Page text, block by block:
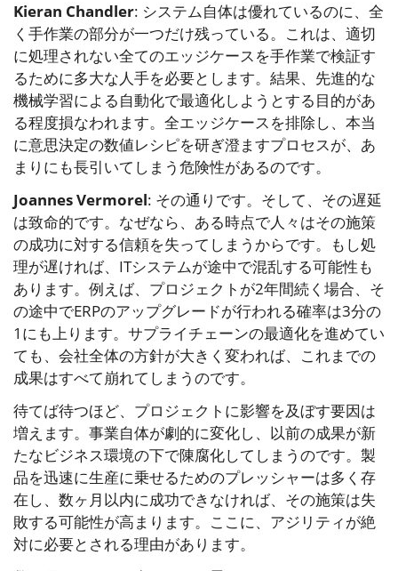
Kieran Chandler: システム自体は優れているのに、全
く手作業の部分が一つだけ残っている。これは、適切
に処理されない全てのエッジケースを手作業で検証す
るために多大な人手を必要とします。結果、先進的な
機械学習による自動化で最適化しようとする目的があ
る程度損なわれます。全エッジケースを排除し、本当
に意思決定の数値レシピを研ぎ澄ますプロセスが、あ
まりにも長引いてしまう危険性があるのです。
Joannes Vermorel: その通りです。そして、その遅延
は致命的です。なぜなら、ある時点で人々はその施策
の成功に対する信頼を失ってしまうからです。もし処
理が遅ければ、ITシステムが途中で混乱する可能性も
あります。例えば、プロジェクトが2年間続く場合、そ
の途中でERPのアップグレードが行われる確率は3分の
1にも上ります。サプライチェーンの最適化を進めてい
ても、会社全体の方針が大きく変われば、これまでの
成果はすべて崩れてしまうのです。
待てば待つほど、プロジェクトに影響を及ぼす要因は
増えます。事業自体が劇的に変化し、以前の成果が新
たなビジネス環境の下で陳腐化してしまうのです。製
品を迅速に生産に乗せるためのプレッシャーは多く存
在し、数ヶ月以内に成功できなければ、その施策は失
敗する可能性が高まります。ここに、アジリティが絶
対に必要とされる理由があります。